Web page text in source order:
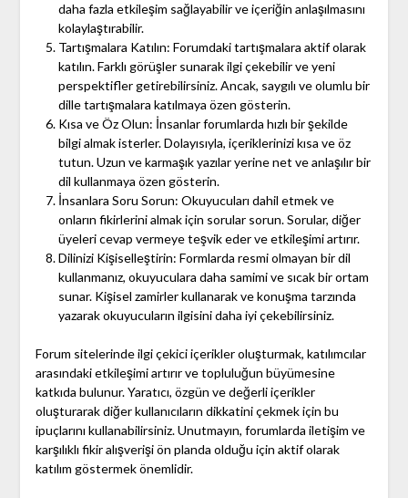
daha fazla etkileşim sağlayabilir ve içeriğin anlaşılmasını
kolaylaştırabilir.
Tartışmalara Katılın: Forumdaki tartışmalara aktif olarak
katılın. Farklı görüşler sunarak ilgi çekebilir ve yeni
perspektifler getirebilirsiniz. Ancak, saygılı ve olumlu bir
dille tartışmalara katılmaya özen gösterin.
Kısa ve Öz Olun: İnsanlar forumlarda hızlı bir şekilde
bilgi almak isterler. Dolayısıyla, içeriklerinizi kısa ve öz
tutun. Uzun ve karmaşık yazılar yerine net ve anlaşılır bir
dil kullanmaya özen gösterin.
İnsanlara Soru Sorun: Okuyucuları dahil etmek ve
onların fikirlerini almak için sorular sorun. Sorular, diğer
üyeleri cevap vermeye teşvik eder ve etkileşimi artırır.
Dilinizi Kişiselleştirin: Formlarda resmi olmayan bir dil
kullanmanız, okuyuculara daha samimi ve sıcak bir ortam
sunar. Kişisel zamirler kullanarak ve konuşma tarzında
yazarak okuyucuların ilgisini daha iyi çekebilirsiniz.
Forum sitelerinde ilgi çekici içerikler oluşturmak, katılımcılar
arasındaki etkileşimi artırır ve topluluğun büyümesine
katkıda bulunur. Yaratıcı, özgün ve değerli içerikler
oluşturarak diğer kullanıcıların dikkatini çekmek için bu
ipuçlarını kullanabilirsiniz. Unutmayın, forumlarda iletişim ve
karşılıklı fikir alışverişi ön planda olduğu için aktif olarak
katılım göstermek önemlidir.